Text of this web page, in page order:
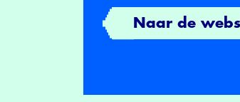
Naar de